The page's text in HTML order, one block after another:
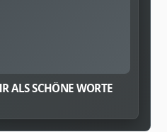
ALS SCHÖNE WORTE